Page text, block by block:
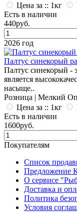
Цена за :: 1кг
Есть в наличии
440руб.
2026 год
Палтус синекорый
Палтус синекорый -
является
насыще..
Розница | Мелкий
Цена за :: 1кг
Есть в наличии
1600руб.
Покупателям
Список
Предложение
О сервисе
Доставка и
Политика
Условия